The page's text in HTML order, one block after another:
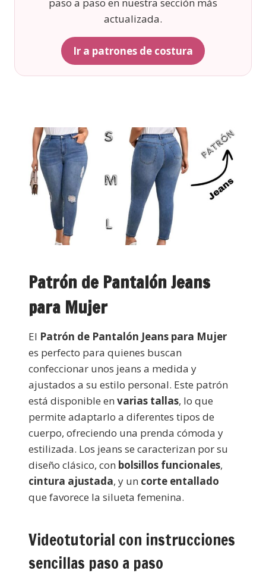
actualizada.
Ir a patrones de costura
Patrón de Pantalón Jeans
para Mujer
El Patrón de Pantalón Jeans para Mujer
es perfecto para quienes buscan
confeccionar unos jeans a medida y
ajustados a su estilo personal. Este patrón
está disponible en varias tallas, lo que
permite adaptarlo a diferentes tipos de
cuerpo, ofreciendo una prenda cómoda y
estilizada. Los jeans se caracterizan por su
diseño clásico, con bolsillos funcionales,
cintura ajustada, y un corte entallado
que favorece la silueta femenina.
Videotutorial con instrucciones
sencillas paso a paso